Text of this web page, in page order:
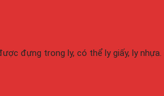
đựng trong ly, có thể ly giấy, ly nhựa.